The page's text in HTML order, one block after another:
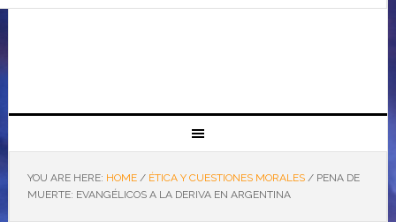
YOU ARE HERE: HOME / ÉTICA Y CUESTIONES MORALES /PENA DE
MUERTE: EVANGÉLICOS A LA DERIVA EN ARGENTINA